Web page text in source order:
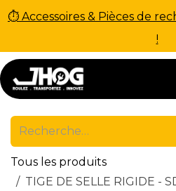
⏱ Accessoires & Pièces de
!
Se rendre au contenu
Tous les produits
TIGE DE SELLE RIGIDE -